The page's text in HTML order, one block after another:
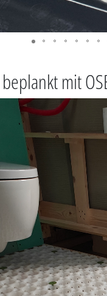
mit